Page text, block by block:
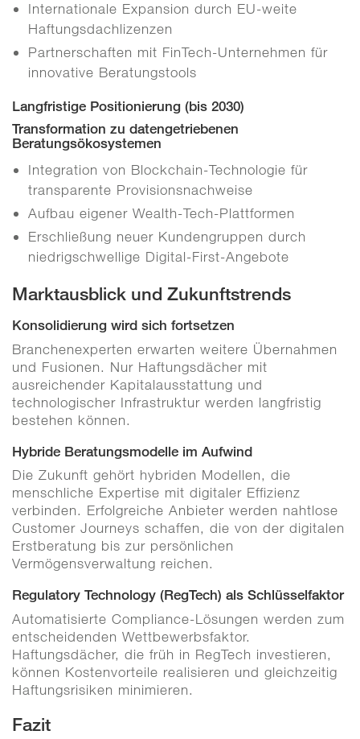
Internationale Expansion durch EU-weite
Haftungsdachlizenzen
Partnerschaften mit FinTech-Unternehmen für
innovative Beratungstools
Langfristige Positionierung (bis 2030)
Transformation zu datengetriebenen
Beratungsökosystemen
Integration von Blockchain-Technologie für
transparente Provisionsnachweise
Aufbau eigener Wealth-Tech-Plattformen
Erschließung neuer Kundengruppen durch
niedrigschwellige Digital-First-Angebote
Marktausblick und Zukunftstrends
Konsolidierung wird sich fortsetzen
Branchenexperten erwarten weitere Übernahmen
und Fusionen. Nur Haftungsdächer mit
ausreichender Kapitalausstattung und
technologischer Infrastruktur werden langfristig
bestehen können.
Hybride Beratungsmodelle im Aufwind
Die Zukunft gehört hybriden Modellen, die
menschliche Expertise mit digitaler Effizienz
verbinden. Erfolgreiche Anbieter werden nahtlose
Customer Journeys schaffen, die von der digitalen
Erstberatung bis zur persönlichen
Vermögensverwaltung reichen.
Regulatory Technology (RegTech) als Schlüsselfaktor
Automatisierte Compliance-Lösungen werden zum
entscheidenden Wettbewerbsfaktor.
Haftungsdächer, die früh in RegTech investieren,
können Kostenvorteile realisieren und gleichzeitig
Haftungsrisiken minimieren.
Fazit